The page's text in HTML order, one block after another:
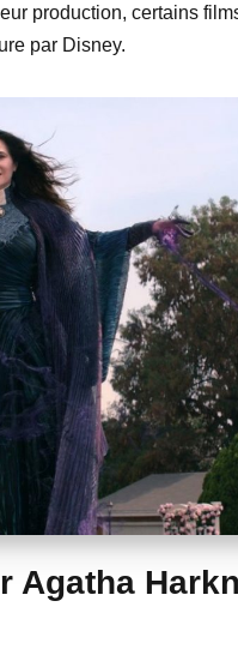
production, certains
par Disney.
Agatha